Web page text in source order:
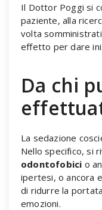
Il Dottor Poggi si
paziente, alla
volta
effetto per dare
Da chi
La sedazione
Nello specifico, si
odontofobici o
ipertesi, o ancora
di ridurre la
emozioni.